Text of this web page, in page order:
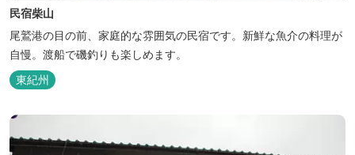
民宿柴山
尾鷲港の目の前、家庭的な雰囲気の民宿です。新鮮な魚介の料理が
自慢。渡船で磯釣りも楽しめます。
東紀州